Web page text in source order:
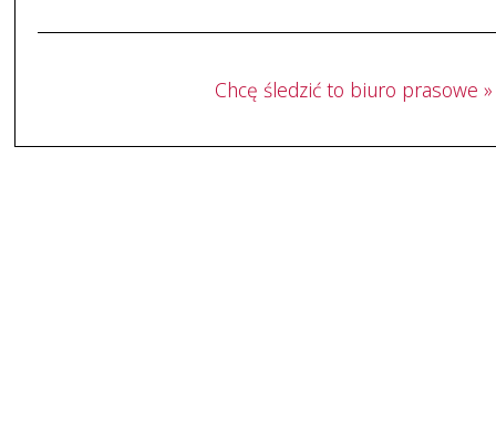
Chcę śledzić to biuro prasowe »